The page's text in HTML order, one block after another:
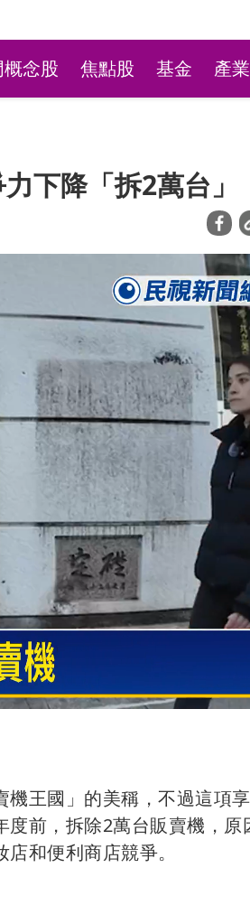
念股 焦點股 基金 產
降「拆2萬台」
王國」的美稱，不過這項
前，拆除2萬台販賣機，原
和便利商店競爭。
披
熊本震後台積電送暖豪
幣 日本人感動留言